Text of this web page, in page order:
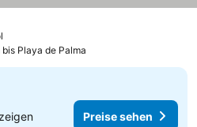
Playa de Palma
Preise sehen